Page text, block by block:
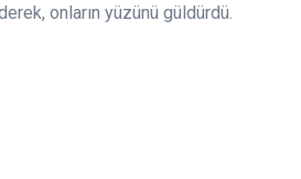
onların yüzünü güldürdü.